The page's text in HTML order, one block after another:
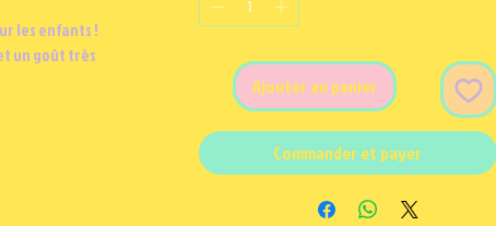
les enfants !
un goût très
Ajouter au panier
Commander et payer